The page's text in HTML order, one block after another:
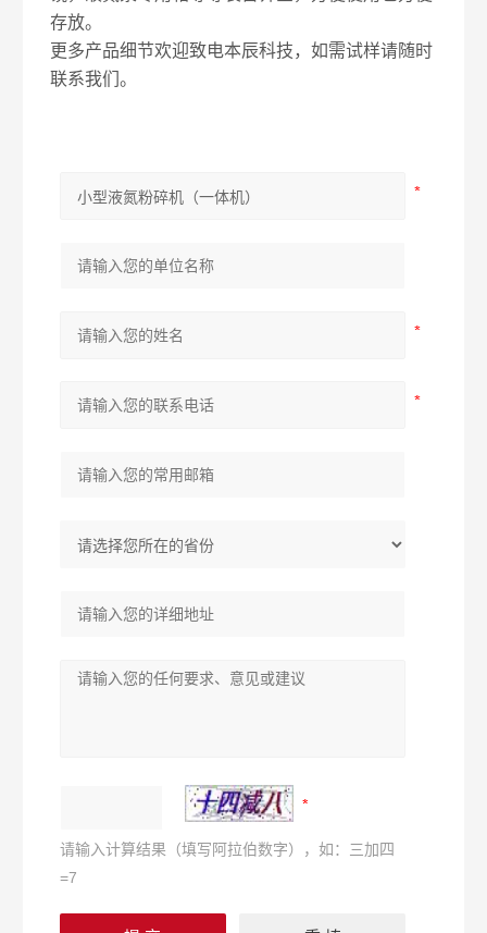
存放。
更多产品细节欢迎致电本辰科技，如需试样请随时
联系我们。
请输入计算结果（填写阿拉伯数字），如：三加四
=7